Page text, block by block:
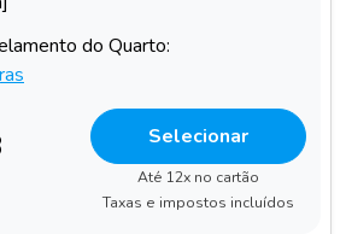
do Quarto:
Selecionar
Até 12x no cartão
Taxas e impostos incluídos